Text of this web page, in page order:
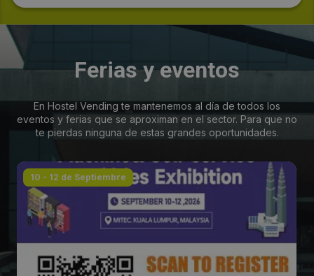
Ferias y eventos
En Hostel Vending te mantenemos al día de todos los
eventos y ferias que se aproximan en el sector. Para que no
te pierdas ninguna de estas grandes oportunidades.
10 - 12 de Septiembre